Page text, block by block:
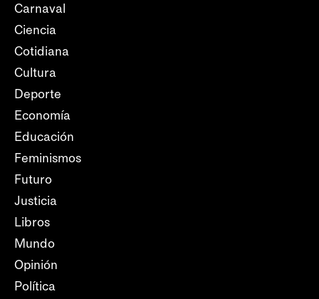
Carnaval
Ciencia
Cotidiana
Cultura
Deporte
Economía
Educación
Feminismos
Futuro
Justicia
Libros
Mundo
Opinión
Política